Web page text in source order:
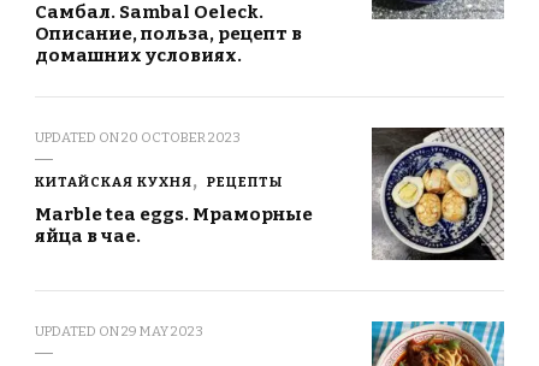
Самбал. Sambal Oeleck.
Описание, польза, рецепт в
домашних условиях.
UPDATED ON20 OCTOBER 2023
КИТАЙСКАЯ КУХНЯ РЕЦЕПТЫ
Marble tea eggs. Мраморные
яйца в чае.
UPDATED ON29 MAY 2023